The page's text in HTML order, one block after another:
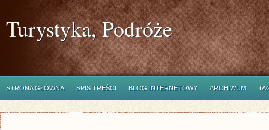
Turystyka, Podróże
STRONA GŁÓWNA SPIS TREŚCI BLOG INTERNETOWY ARCHIWUM